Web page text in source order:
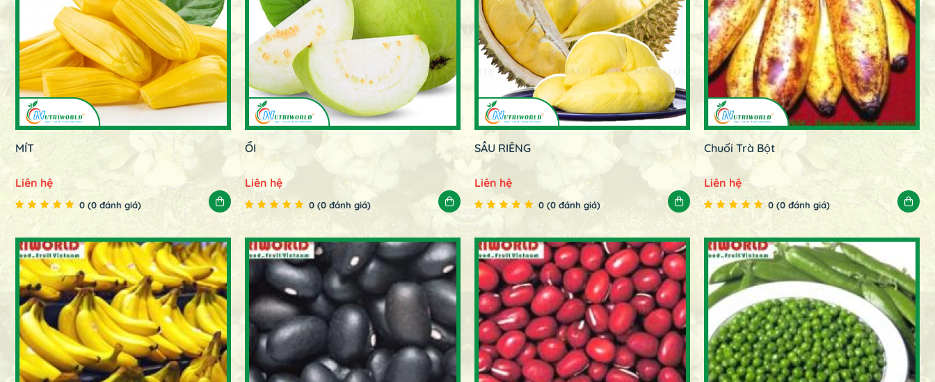
MÍT
Liên hệ
0 (0 đánh giá)
ỔI
Liên hệ
0 (0 đánh giá)
SẦU RIÊNG
Liên hệ
0 (0 đánh giá)
Chuối Trà Bột
Liên hệ
0 (0 đánh giá)